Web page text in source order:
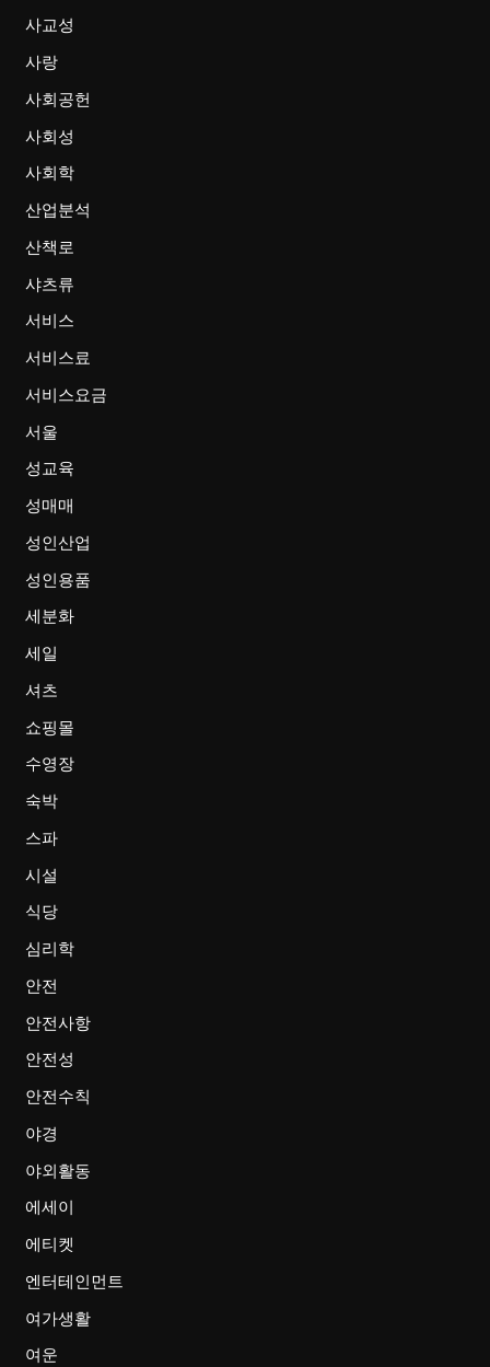
사교성
사랑
사회공헌
사회성
사회학
산업분석
산책로
샤츠류
서비스
서비스료
서비스요금
서울
성교육
성매매
성인산업
성인용품
세분화
세일
셔츠
쇼핑몰
수영장
숙박
스파
시설
식당
심리학
안전
안전사항
안전성
안전수칙
야경
야외활동
에세이
에티켓
엔터테인먼트
여가생활
여운